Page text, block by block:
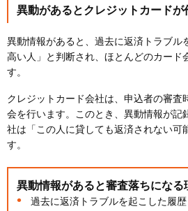
異動があるとクレジットカードが
異動情報があると、過去に返済トラブル
高い人」と判断され、ほとんどのカード
す。
クレジットカード会社は、申込者の審査
会を行います。このとき、異動情報が記
社は「この人に貸しても返済されない可
す。
異動情報があると審査落ちになる
過去に返済トラブルを起こした履